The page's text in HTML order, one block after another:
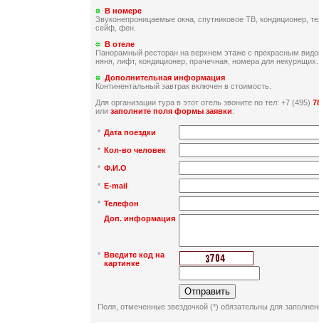
В номере
Звуконепроницаемые окна, спутниковое ТВ, кондиционер,
сейф, фен.
В отеле
Панорамный ресторан на верхнем этаже с прекрасным
няня, лифт, кондиционер, прачечная, номера для некурящих.
Дополнительная информация
Континентальный завтрак включен в стоимость.
Для организации тура в этот отель звоните по тел: +7 (495)
или заполните поля формы заявки:
* Дата поездки
* Кол-во человек
* Ф.И.О
* E-mail
* Телефон
Доп. информация
* Введите код на
картинке
Поля, отмеченные звездочкой (*) обязательны для